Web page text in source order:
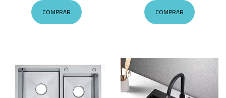
COMPRAR COMPRAR